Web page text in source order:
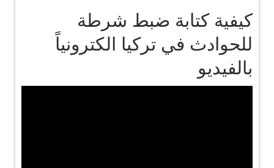
كيفية كتابة ضبط شرطة
للحوادث في تركيا الكترونياً
بالفيديو